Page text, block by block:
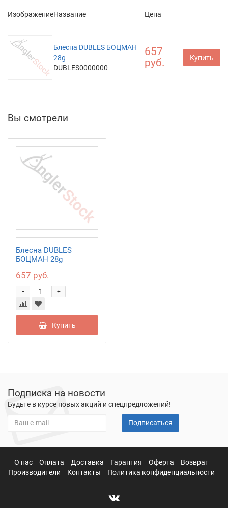
ИзображениеНазвание Цена
Блесна DUBLES БОЦМАН
28g
DUBLES0000000
657
руб.
Купить
Вы смотрели
Блесна DUBLES
БОЦМАН 28g
657 руб.
+
-
Купить
Подписка на новости
Будьте в курсе новых акций и спецпредложений!
Подписаться
О нас Оплата Доставка Гарантия Оферта
Возврат
Производители
Контакты Политика конфиденциальности